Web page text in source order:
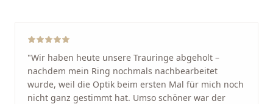
"Wir haben heute unsere Trauringe abgeholt –
nachdem mein Ring nochmals nachbearbeitet
wurde, weil die Optik beim ersten Mal für mich noch
nicht ganz gestimmt hat. Umso schöner war der